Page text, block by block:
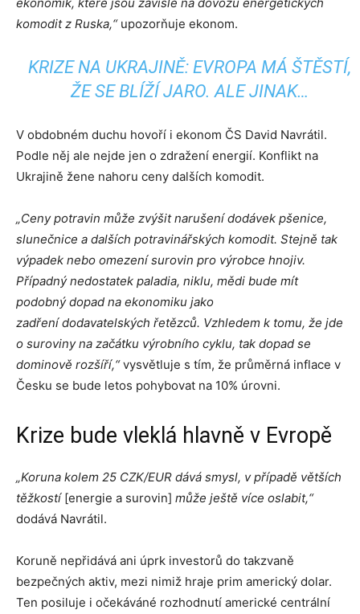
komodit z Ruska,“upozorňuje ekonom.
KRIZE NA UKRAJINĚ: EVROPA MÁ ŠTĚSTÍ,
ŽE SE BLÍŽÍ JARO. ALE JINAK…
V obdobném duchu hovoří i ekonom ČS David Navrátil.
Podle něj ale nejde jen o zdražení energií. Konflikt na
Ukrajině žene nahoru ceny dalších komodit.
„Ceny potravin může zvýšit narušení dodávek pšenice,
slunečnice a dalších potravinářských komodit. Stejně tak
výpadek nebo omezení surovin pro výrobce hnojiv.
Případný nedostatek paladia, niklu, mědi bude mít
podobný dopad na ekonomiku jako
zadření dodavatelských řetězců. Vzhledem k tomu, že jde
o suroviny na začátku výrobního cyklu, tak dopad se
dominově rozšíří,“vysvětluje s tím, že průměrná inflace v
Česku se bude letos pohybovat na 10% úrovni.
Krize bude vleklá hlavně v Evropě
„Koruna kolem 25 CZK/EUR dává smysl, v případě větších
těžkostí [energie a surovin] může ještě více oslabit,“
dodává Navrátil.
Koruně nepřidává ani úprk investorů do takzvaně
bezpečných aktiv, mezi nimiž hraje prim americký dolar.
Ten posiluje i očekáváné rozhodnutí americké centrální